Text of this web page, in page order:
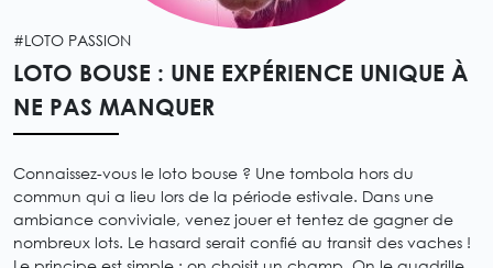
#LOTO PASSION
LOTO BOUSE : UNE EXPÉRIENCE UNIQUE À
NE PAS MANQUER
Connaissez-vous le loto bouse ? Une tombola hors du
commun qui a lieu lors de la période estivale. Dans une
ambiance conviviale, venez jouer et tentez de gagner de
nombreux lots. Le hasard serait confié au transit des vaches !